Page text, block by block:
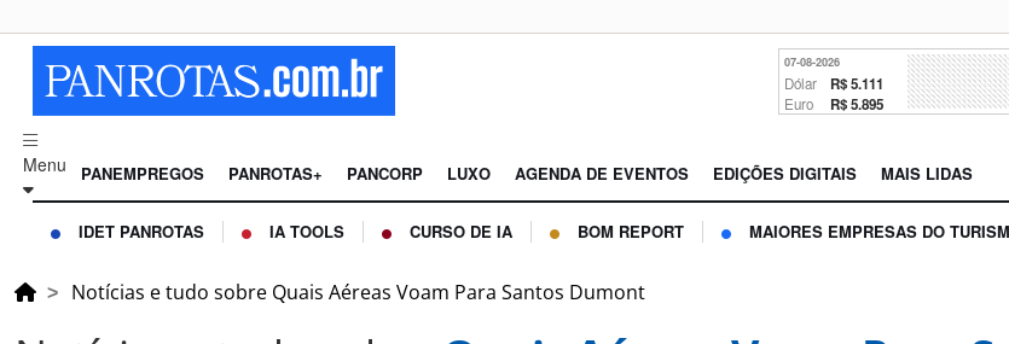
07-08-2026
Dólar R$ 5.111
Euro R$ 5.895
Menu PANEMPREGOS PANROTAS+ PANCORP LUXO AGENDA DE EVENTOS EDIÇÕES DIGITAIS MAIS LIDAS
IDET PANROTAS IA TOOLS CURSO DE IA BOM REPORT MAIORES EMPRESAS DO
Notícias e tudo sobre Quais Aéreas Voam Para Santos Dumont